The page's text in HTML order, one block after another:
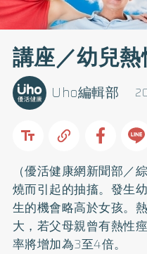
講座／幼兒
Uho編輯部
（優活健康網新聞部／
燒而引起的抽搐。發生
生的機會略高於女孩。
大，若父母親曾有熱性
率將增加為3至4倍。